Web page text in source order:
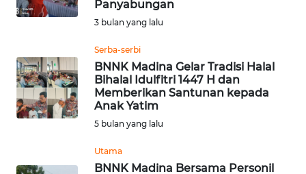
Panyabungan
3 bulan yang lalu
Serba-serbi
BNNK Madina Gelar Tradisi Halal
Bihalal Idulfitri 1447 H dan
Memberikan Santunan kepada
Anak Yatim
5 bulan yang lalu
Utama
BNNK Madina Bersama Personil
BARAT
WN
RIAU